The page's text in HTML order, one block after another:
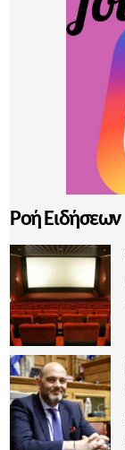
Ροή Ειδήσεων